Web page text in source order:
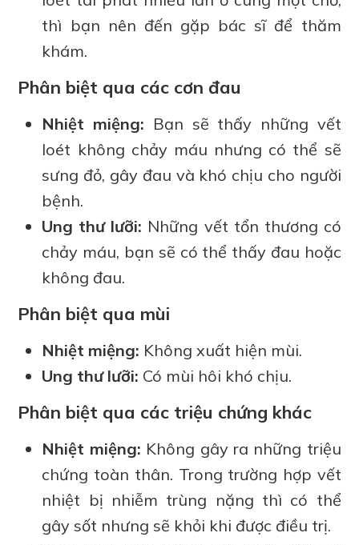
thì bạn nên đến gặp bác sĩ để thăm
khám.
Phân biệt qua các cơn đau
Nhiệt miệng: Bạn sẽ thấy những vết
loét không chảy máu nhưng có thể sẽ
sưng đỏ, gây đau và khó chịu cho người
bệnh.
Ung thư lưỡi: Những vết tổn thương có
chảy máu, bạn sẽ có thể thấy đau hoặc
không đau.
Phân biệt qua mùi
Nhiệt miệng: Không xuất hiện mùi.
Ung thư lưỡi: Có mùi hôi khó chịu.
Phân biệt qua các triệu chứng khác
Nhiệt miệng: Không gây ra những triệu
chứng toàn thân. Trong trường hợp vết
nhiệt bị nhiễm trùng nặng thì có thể
gây sốt nhưng sẽ khỏi khi được điều trị.